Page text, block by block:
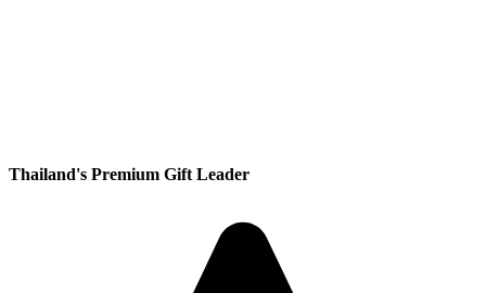
Thailand's Premium Gift Leader